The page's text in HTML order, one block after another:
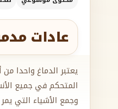
عادات
يعتبر الدماغ واحدا
المتحكم في جميع
وجمع الأشياء التي